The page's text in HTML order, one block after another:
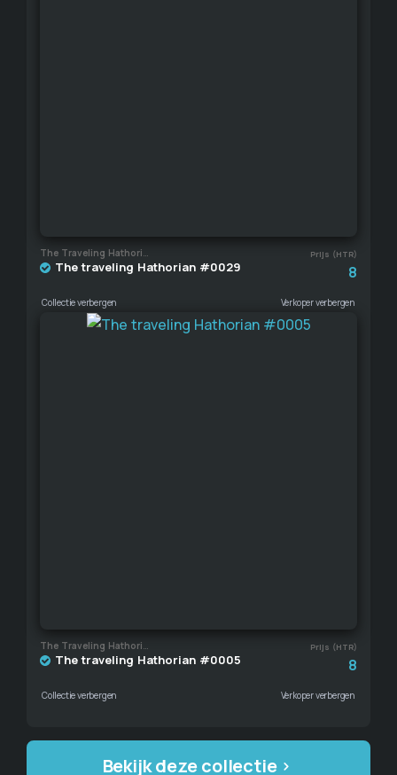
The Traveling Hathorian Prijs (HTR)
The traveling Hathorian #0029 8
Collectie verbergen Verkoper verbergen
The Traveling Hathorian Prijs (HTR)
The traveling Hathorian #0005 8
Collectie verbergen Verkoper verbergen
Bekijk deze collectie